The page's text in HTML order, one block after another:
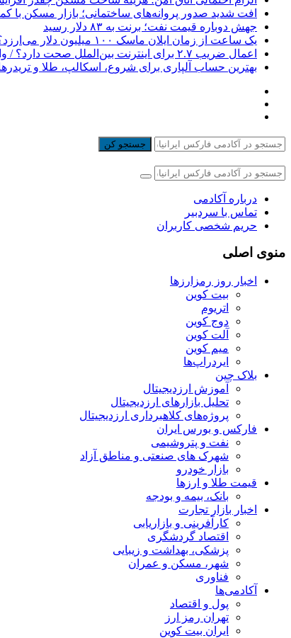
افت شدید صدور پروانه‌های ساختمانی؛ بازار مسکن
جهش دوباره قیمت نفت؛ برنت به ۸۳ دلار رسید
یک ساعت از زمان ایلان ماسک ۱۰۰ میلیون دلار می‌ارزد؟ / پاسخی برای یک ادعای بزرگ
اعمال ضریب ۲.۷ برای اینترنت بین‌الملل صحت دارد؟ / واکنش سازمان تنظیم مقررات
بهترین حساب آلپاری برای شروع، اسکالپ، طلا و
جستجو کن
درباره آکادمی
تماس با سردبیر
حریم شخصی کاربران
منوی اصلی
اخبار روز رمزارزها
بیت کوین
اتریوم
دوج کوین
آلت کوین
میم کوین‌
ایردراپ‌ها
بلاک چین
آموزش ارزدیجیتال
تحلیل بازارهای ارزدیجیتال
پروژه‌های کلاهبرداری ارزدیجیتال
فارکس و بورس ایران
نفت و پتروشیمی
شهرک های صنعتی و مناطق آزاد
بازار خودرو
قیمت طلا و ارزها
بانک، بیمه و بودجه
اخبار بازار تجارت
کارآفرینی و بازاریابی
اقتصاد گردشگری
پزشکی، بهداشت و زیبایی
شهر، مسکن و عمران
فناوری
آکادمی‌ها
پول و اقتصاد
تهران رمز ارز
ایران بیت کوین